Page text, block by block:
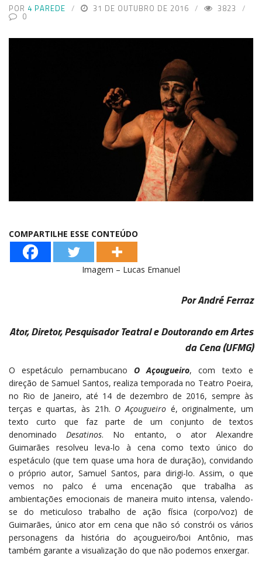
POR 4 PAREDE 31 DE OUTUBRO DE 2016 3823
0
COMPARTILHE ESSE CONTEÚDO
Imagem – Lucas Emanuel
Por André Ferraz
Ator, Diretor, Pesquisador Teatral e Doutorando em Artes
da Cena (UFMG)
O espetáculo pernambucano O Açougueiro, com texto e
direção de Samuel Santos, realiza temporada no Teatro Poeira,
no Rio de Janeiro, até 14 de dezembro de 2016, sempre às
terças e quartas, às 21h. O Açougueiro é, originalmente, um
texto curto que faz parte de um conjunto de textos
denominado Desatinos. No entanto, o ator Alexandre
Guimarães resolveu leva-lo à cena como texto único do
espetáculo (que tem quase uma hora de duração), convidando
o próprio autor, Samuel Santos, para dirigi-lo. Assim, o que
vemos no palco é uma encenação que trabalha as
ambientações emocionais de maneira muito intensa, valendo-
se do meticuloso trabalho de ação física (corpo/voz) de
Guimarães, único ator em cena que não só constrói os vários
personagens da história do açougueiro/boi Antônio, mas
também garante a visualização do que não podemos enxergar.